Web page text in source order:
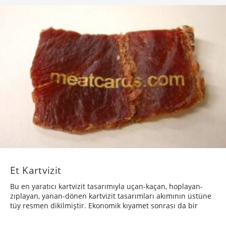
Et Kartvizit
Bu en yaratıcı kartvizit tasarımıyla uçan-kaçan, hoplayan-
zıplayan, yanan-dönen kartvizit tasarımları akımının üstüne
tüy resmen dikilmiştir. Ekonomik kıyamet sonrası da bir